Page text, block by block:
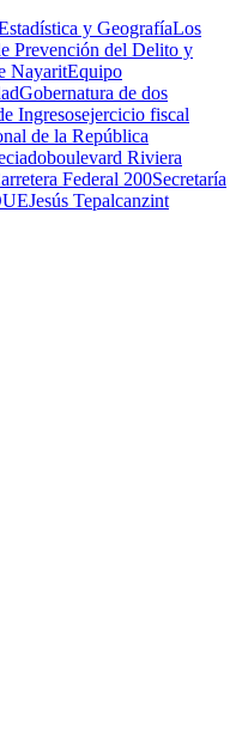
y GeografíaLos
Prevención del Delito y
NayaritEquipo
Gobernatura de dos
Ingresosejercicio fiscal
de la República
boulevard Riviera
Federal 200Secretaría
Jesús Tepalcanzint